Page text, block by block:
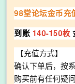
98堂论坛金币充
到账 140-150枚
【充值方式】
确认下单后，按
购买前有任何疑